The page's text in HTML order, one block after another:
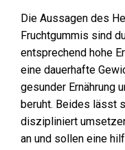
Die Aussagen des
Fruchtgummis sind
entsprechend hohe
eine dauerhafte
gesunder Ernährung
beruht. Beides lässt
diszipliniert
an und sollen eine